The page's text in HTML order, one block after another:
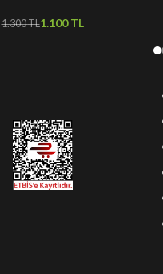
1.300TL1.100TL